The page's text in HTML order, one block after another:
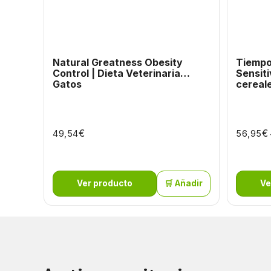
Natural Greatness Obesity
Control | Dieta Veterinaria
Gatos
49,54€
Ver producto 🛒 Añadir
56,95€